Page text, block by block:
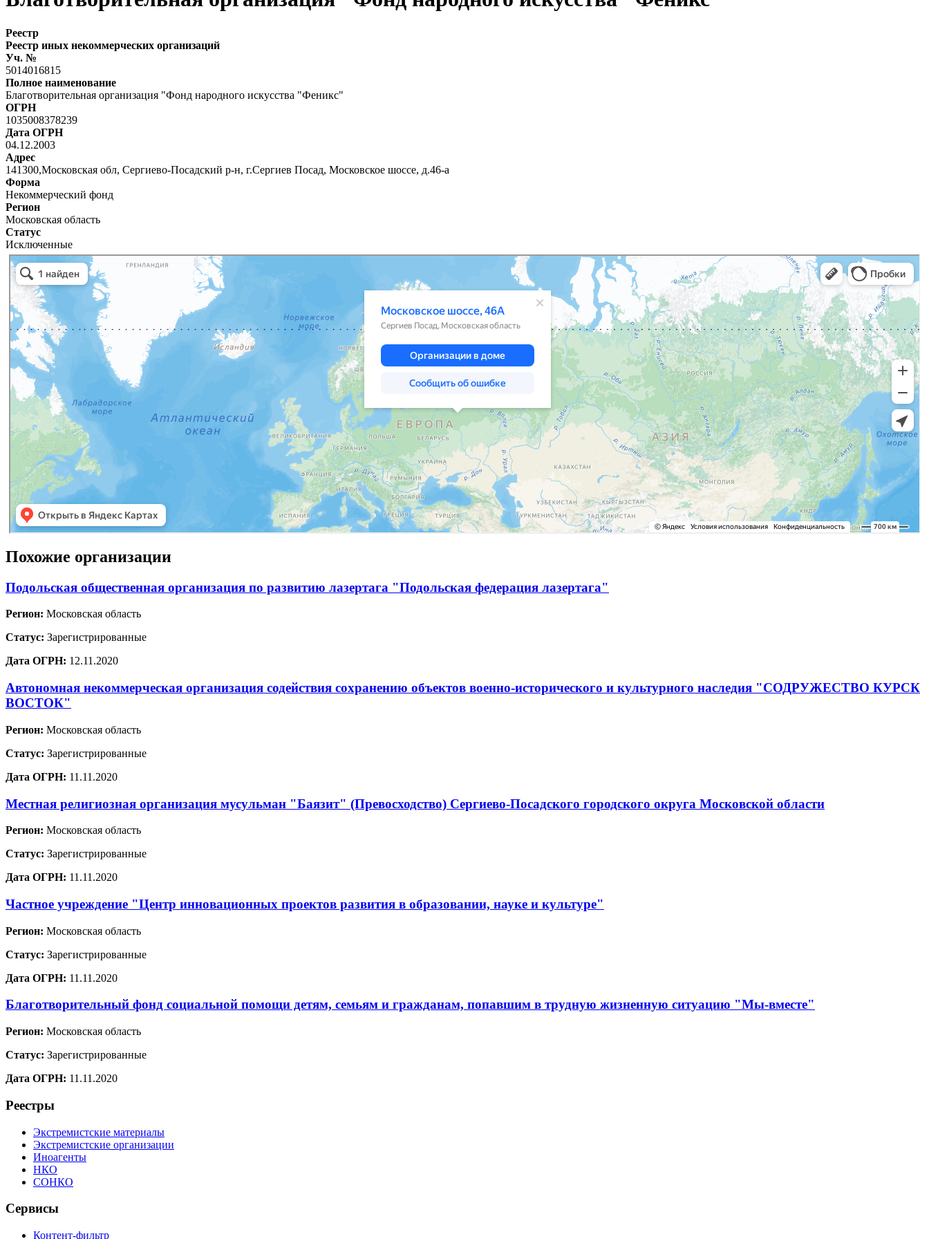
Реестр
Реестр иных некоммерческих организаций
Уч. №
5014016815
Полное наименование
Благотворительная организация "Фонд народного искусства "Феникс"
ОГРН
1035008378239
Дата ОГРН
04.12.2003
Адрес
141300,Московская обл, Сергиево-Посадский р-н, г.Сергиев Посад, Московское шоссе, д.46-а
Форма
Некоммерческий фонд
Регион
Московская область
Статус
Исключенные
Похожие организации
Подольская общественная организация по развитию лазертага "Подольская федерация лазертага"
Регион: Московская область
Статус: Зарегистрированные
Дата ОГРН: 12.11.2020
Автономная некоммерческая организация содействия сохранению объектов военно-исторического и культурного наследия "СОДРУЖЕСТВО КУРСК
ВОСТОК"
Регион: Московская область
Статус: Зарегистрированные
Дата ОГРН: 11.11.2020
Местная религиозная организация мусульман "Баязит" (Превосходство) Сергиево-Посадского городского округа Московской области
Регион: Московская область
Статус: Зарегистрированные
Дата ОГРН: 11.11.2020
Частное учреждение "Центр инновационных проектов развития в образовании, науке и культуре"
Регион: Московская область
Статус: Зарегистрированные
Дата ОГРН: 11.11.2020
Благотворительный фонд социальной помощи детям, семьям и гражданам, попавшим в трудную жизненную ситуацию "Мы-вместе"
Регион: Московская область
Статус: Зарегистрированные
Дата ОГРН: 11.11.2020
Реестры
Экстремистские материалы
Экстремистские организации
Иноагенты
НКО
СОНКО
Сервисы
Контент-фильтр